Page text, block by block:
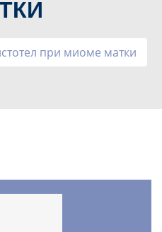
при миоме матки